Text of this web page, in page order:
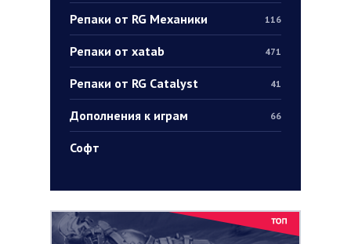
Репаки от RG Механики 116
Репаки от xatab 471
Репаки от RG Catalyst 41
Дополнения к играм 66
Софт